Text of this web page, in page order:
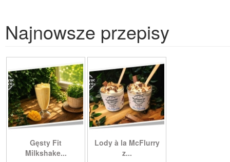
Najnowsze przepisy
Gęsty Fit
Milkshake...
Lody à la McFlurry
z...